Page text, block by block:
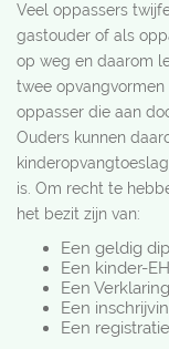
Veel oppassers
gastouder of als
op weg en daarom
twee
oppasser die aan
Ouders kunnen
is. Om recht te
het bezit zijn van:
Een geldig
Een kinder-
Een
Een
Een